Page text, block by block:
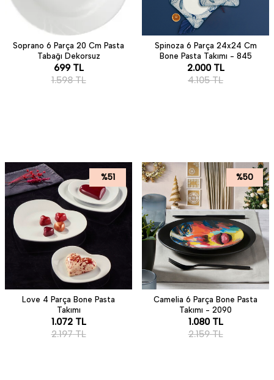
Soprano 6 Parça 20 Cm Pasta
Tabağı Dekorsuz
699TL
1.598TL
Spinoza 6 Parça 24x24 Cm
Bone Pasta Takımı - 845
2.000TL
4.105TL
%51
Love 4 Parça Bone Pasta
Takımı
1.072TL
2.197TL
%50
Camelia 6 Parça Bone Pasta
Takımı - 2090
1.080TL
2.159TL